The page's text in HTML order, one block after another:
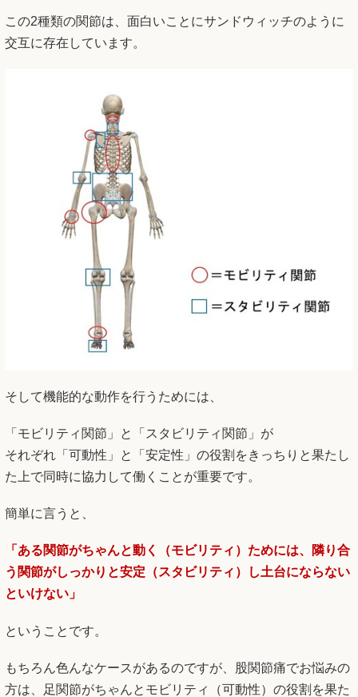
この2種類の関節は、面白いことにサンドウィッチのように
交互に存在しています。
そして機能的な動作を行うためには、
「モビリティ関節」と「スタビリティ関節」が
それぞれ「可動性」と「安定性」の役割をきっちりと果たし
た上で同時に協力して働くことが重要です。
簡単に言うと、
「ある関節がちゃんと動く（モビリティ）ためには、隣り合
う関節がしっかりと安定（スタビリティ）し土台にならない
といけない」
ということです。
もちろん色んなケースがあるのですが、股関節痛でお悩みの
方は、足関節がちゃんとモビリティ（可動性）の役割を果た